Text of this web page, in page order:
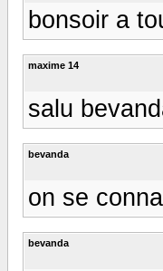
bonsoir a
maxime 14
salu
bevanda
on se
bevanda